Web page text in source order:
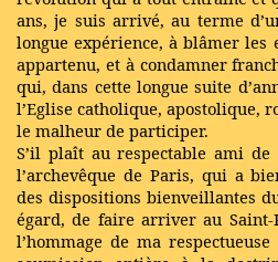
ans, je suis arrivé, au terme
longue expérience, à blâmer les
appartenu, et à condamner
qui, dans cette longue suite
l’Eglise catholique, apostolique,
le malheur de participer.
S’il plaît au respectable ami
l’archevêque de Paris, qui a
des dispositions bienveillantes
égard, de faire arriver au Saint-
l’hommage de ma